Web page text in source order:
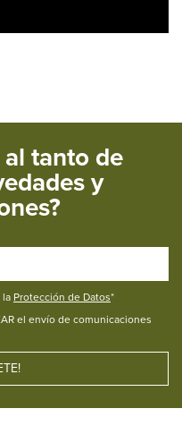
al tanto de
y
la Protección de Datos*
el envío de comunicaciones